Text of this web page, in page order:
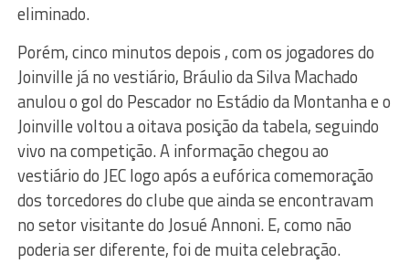
eliminado.
Porém, cinco minutos depois , com os jogadores do
Joinville já no vestiário, Bráulio da Silva Machado
anulou o gol do Pescador no Estádio da Montanha e o
Joinville voltou a oitava posição da tabela, seguindo
vivo na competição. A informação chegou ao
vestiário do JEC logo após a eufórica comemoração
dos torcedores do clube que ainda se encontravam
no setor visitante do Josué Annoni. E, como não
poderia ser diferente, foi de muita celebração.